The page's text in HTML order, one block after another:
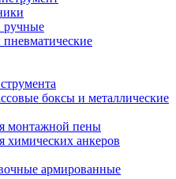
ручные
боксы и металлические
монтажной пены
химических анкеров
армированные